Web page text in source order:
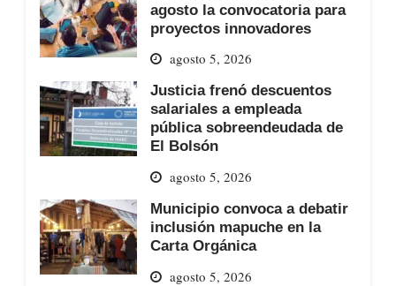
agosto la convocatoria para
proyectos innovadores
agosto 5, 2026
Justicia frenó descuentos
salariales a empleada
pública sobreendeudada de
El Bolsón
agosto 5, 2026
Municipio convoca a debatir
inclusión mapuche en la
Carta Orgánica
agosto 5, 2026